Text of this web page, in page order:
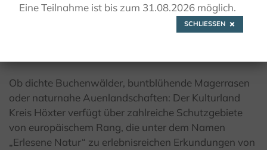
Ob dichte Buchenwälder, buntblühende Magerrasen
oder naturnahe Auenlandschaften: Der Kulturland
Kreis Höxter verfügt über zahlreiche Schutzgebiete
von europäischem Rang, die unter dem Namen
„Erlesene Natur“ zu erlebnisreichen Erkundungen von
Eine Teilnahme ist bis zum 31.08.2026 möglich.
SCHLIESSEN